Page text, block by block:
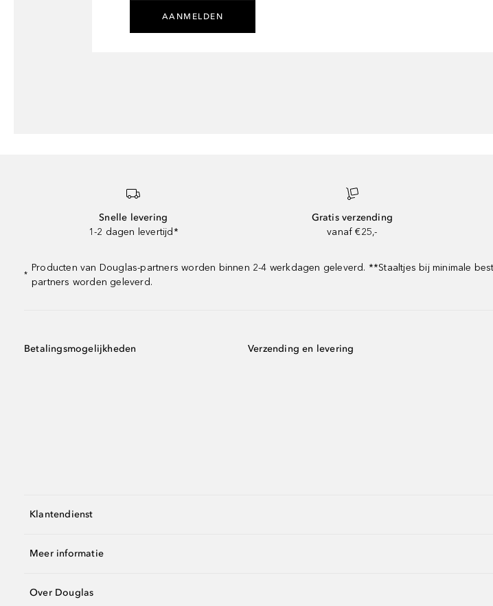
AANMELDEN
Snelle levering
1-2 dagen levertijd*
Gratis verzending
vanaf €25,-
*
Producten van Douglas-partners worden binnen 2-4 werkdagen geleverd. **Staaltjes bij minimale
partners worden geleverd.
Betalingsmogelijkheden Verzending en levering
Klantendienst
Meer informatie
Over Douglas